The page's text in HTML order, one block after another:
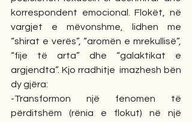
korrespondent emocional. Flokët, në
vargjet e mëvonshme, lidhen me
“shirat e verës”, “aromën e mrekullisë”,
“fije të arta” dhe “galaktikat e
argjendta”. Kjo rradhitje  imazhesh bën
dy gjëra:
-Transformon një fenomen të
përditshëm (rënia e flokut) në një